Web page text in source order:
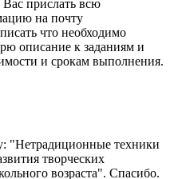
прислать всю
на почту
что необходимо
описание к заданиям и
и срокам выполнения.
"Нетрадиционные техники
творческих
возраста". Спасибо.